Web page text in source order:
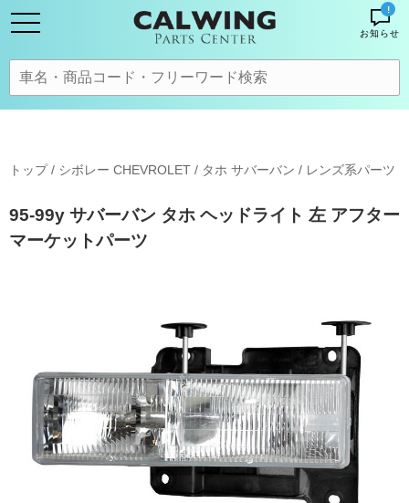
!
お知らせ
トップ/ シボレー CHEVROLET / タホ サバーバン / レンズ系パーツ
95-99y サバーバン タホ ヘッドライト 左 アフター
マーケットパーツ